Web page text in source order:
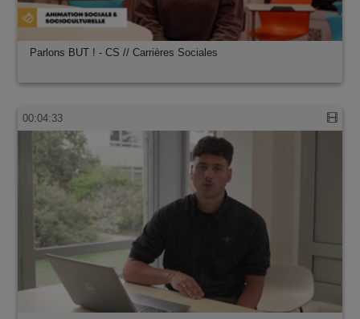
Parlons BUT ! - CS // Carrières Sociales
00:04:33